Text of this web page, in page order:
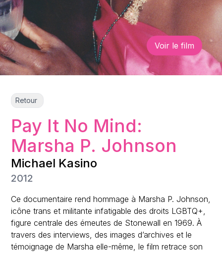
Voir le film
Retour
Pay It No Mind:
Marsha P. Johnson
Michael Kasino
2012
Ce documentaire rend hommage à Marsha P. Johnson,
icône trans et militante infatigable des droits LGBTQ+,
figure centrale des émeutes de Stonewall en 1969. À
travers des interviews, des images d’archives et le
témoignage de Marsha elle-même, le film retrace son